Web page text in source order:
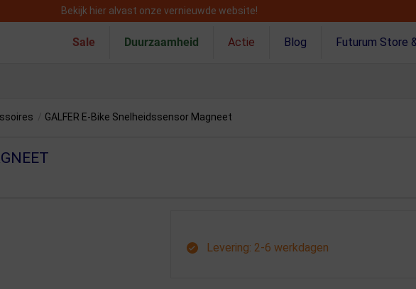
Bekijk hier alvast onze vernieuwde website!
Sale Duurzaamheid Actie Blog Futurum Store
GALFER E-Bike Snelheidssensor Magneet
Levering: 2-6 werkdagen